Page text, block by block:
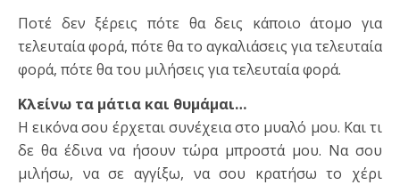
Ποτέ δεν ξέρεις πότε θα δεις κάποιο άτομο για
τελευταία φορά, πότε θα το αγκαλιάσεις για τελευταία
φορά, πότε θα του μιλήσεις για τελευταία φορά.
Κλείνω τα μάτια και θυμάμαι…
Η εικόνα σου έρχεται συνέχεια στο μυαλό μου. Και τι
δε θα έδινα να ήσουν τώρα μπροστά μου. Να σου
μιλήσω, να σε αγγίξω, να σου κρατήσω το χέρι